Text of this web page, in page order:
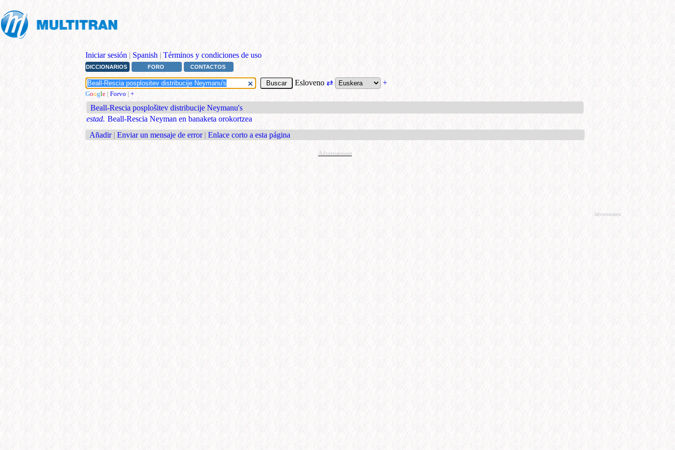
Iniciar sesión | Spanish | Términos y condiciones de uso
DICCIONARIOS FORO CONTACTOS
Esloveno ⇄ +
Google | Forvo | +
Beall-Rescia posplošitev distribucije Neymanu's
estad. Beall-Rescia Neyman en banaketa orokortzea
Añadir | Enviar un mensaje de error | Enlace corto a esta página
Advertisement
Advertisement